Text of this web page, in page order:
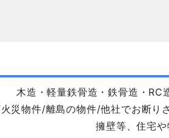
木造・軽量鉄骨造・鉄骨造・
災物件/離島の物件/他社でお断
擁壁等、住宅